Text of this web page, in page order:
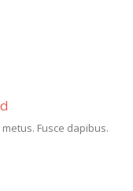
Fusce dapibus.